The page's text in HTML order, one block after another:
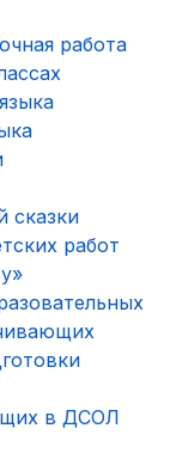
работа
сказки
работ
в ДСОЛ